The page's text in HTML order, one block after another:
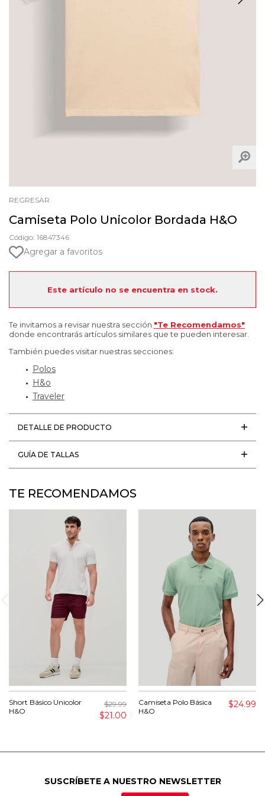
REGRESAR
Camiseta Polo Unicolor Bordada H&O
Código: 16847346
Agregar a favoritos
Este artículo no se encuentra en stock.
Te invitamos a revisar nuestra sección "Te Recomendamos"
donde encontrarás artículos similares que te pueden interesar.
También puedes visitar nuestras secciones:
Polos
H&o
Traveler
DETALLE DE PRODUCTO
GUÍA DE TALLAS
TE RECOMENDAMOS
Short Básico Unicolor
H&O
$29.99
$21.00
Camiseta Polo Básica
H&O
$24.99
SUSCRÍBETE A NUESTRO NEWSLETTER